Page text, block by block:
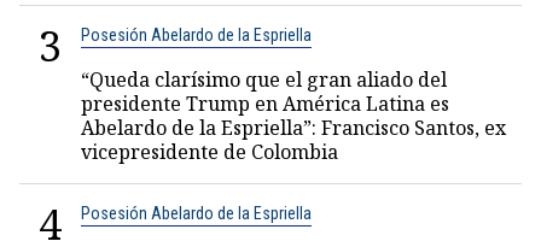
3 Posesión Abelardo de la Espriella
“Queda clarísimo que el gran aliado del
presidente Trump en América Latina es
Abelardo de la Espriella”: Francisco Santos, ex
vicepresidente de Colombia
4 Posesión Abelardo de la Espriella